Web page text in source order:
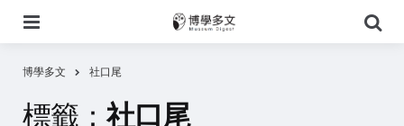
尋
博學多文 社口尾
標籤：社口尾